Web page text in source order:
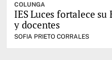
COLUNGA
IES Luces fortalece su
y docentes
SOFIA PRIETO CORRALES